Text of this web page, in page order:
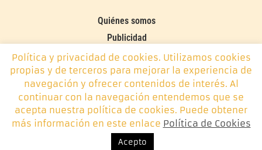
Quiénes somos
Publicidad
Contacto
Política de cookies
Monplamar, desde 2014 -info@monplamar.com- +34 656
626 074
Política y privacidad de cookies. Utilizamos cookies
propias y de terceros para mejorar la experiencia de
navegación y ofrecer contenidos de interés. Al
continuar con la navegación entendemos que se
acepta nuestra política de cookies. Puede obtener
más información en este enlace Política de Cookies
Acepto